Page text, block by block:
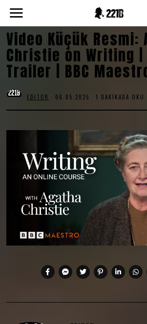
Video Küçük Resmi:
Christie on Writing |
Trailer | BBC
EDITOR 06.05.2025 1 DAKIKADA OKU